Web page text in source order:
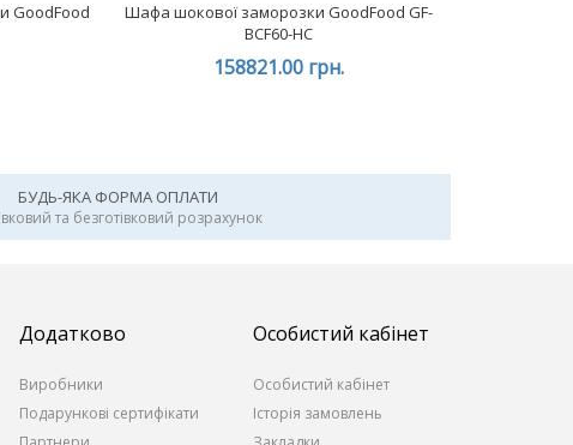
GoodFood
Шафа шокової заморозки GoodFood GF-
BCF60-HC
158821.00 грн.
БУДЬ-ЯКА ФОРМА ОПЛАТИ
та безготівковий розрахунок
Додатково
Виробники
Подарункові сертифікати
Особистий кабінет
Особистий кабінет
Історія замовлень